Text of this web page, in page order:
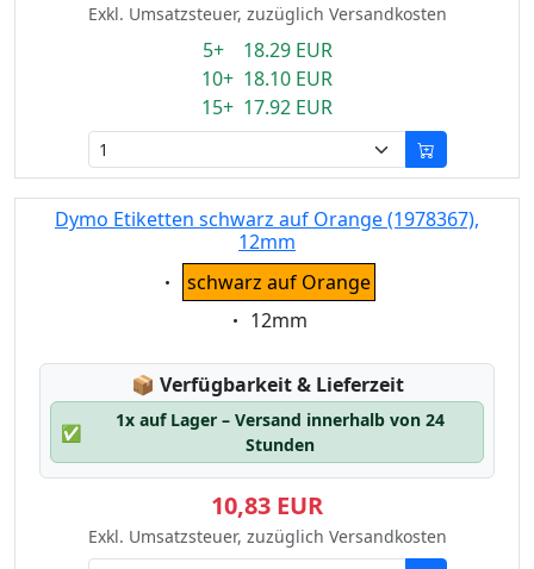
Exkl. Umsatzsteuer, zuzüglich Versandkosten
5+ 18.29 EUR
10+ 18.10 EUR
15+ 17.92 EUR
Dymo Etiketten schwarz auf Orange (1978367),
12mm
Eigenschaft:
schwarz auf Orange
Eigenschaft:
12mm
📦 Lagerstatus:
Verfügbarkeit & Lieferzeit
✅
1x auf Lager – Versand innerhalb von 24
Stunden
10,83 EUR
Exkl. Umsatzsteuer, zuzüglich Versandkosten